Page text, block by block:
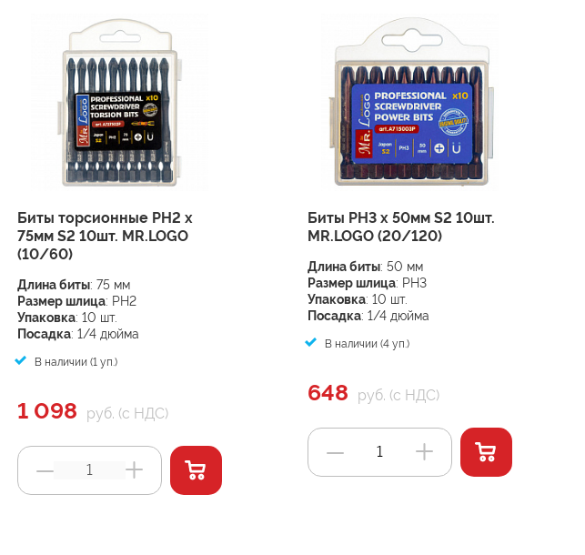
Биты торсионные PH2 х
75мм S2 10шт. MR.LOGO
(10/60)
Длина биты: 75 мм
Размер шлица: PH2
Упаковка: 10 шт.
Посадка: 1/4 дюйма
В наличии (1 уп.)
1 098 руб. (с НДС)
Биты PH3 х 50мм S2 10шт.
MR.LOGO (20/120)
Длина биты: 50 мм
Размер шлица: PH3
Упаковка: 10 шт.
Посадка: 1/4 дюйма
В наличии (4 уп.)
648 руб. (с НДС)